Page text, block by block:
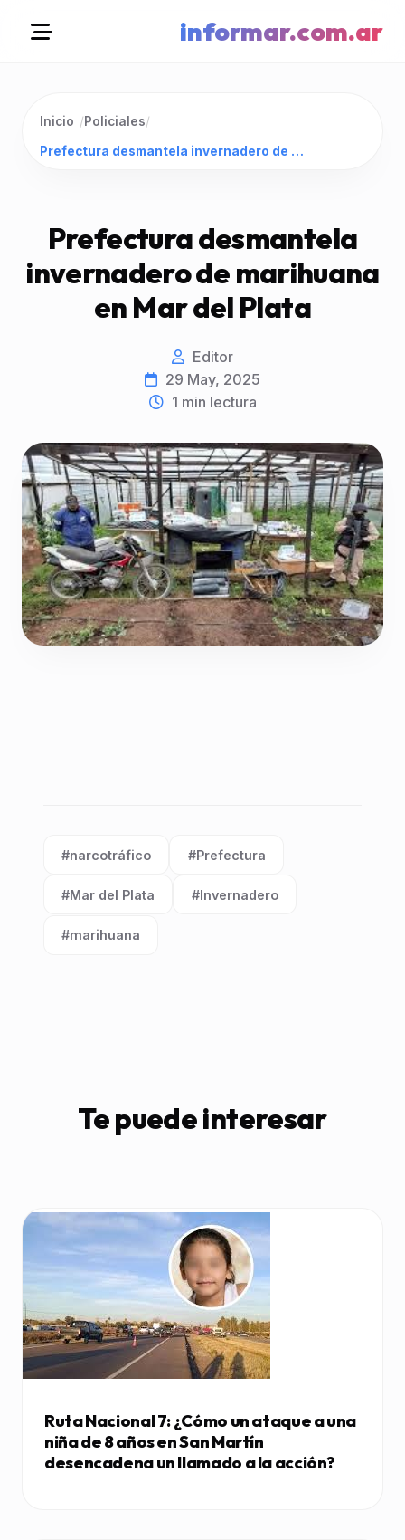
informar.com.ar
Inicio /Policiales/
Prefectura desmantela invernadero de marihuana en Mar del Plata
Prefectura desmantela
invernadero de marihuana
en Mar del Plata
Editor
29 May, 2025
1 min lectura
Etiqueta:
#narcotráfico
Etiqueta:
#Prefectura
Etiqueta:
#Mar del Plata
Etiqueta:
#Invernadero
Etiqueta:
#marihuana
Te puede interesar
Ruta Nacional 7: ¿Cómo un ataque a una
niña de 8 años en San Martín
desencadena un llamado a la acción?